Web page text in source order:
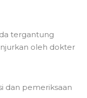
tergantung
oleh dokter
dan pemeriksaan